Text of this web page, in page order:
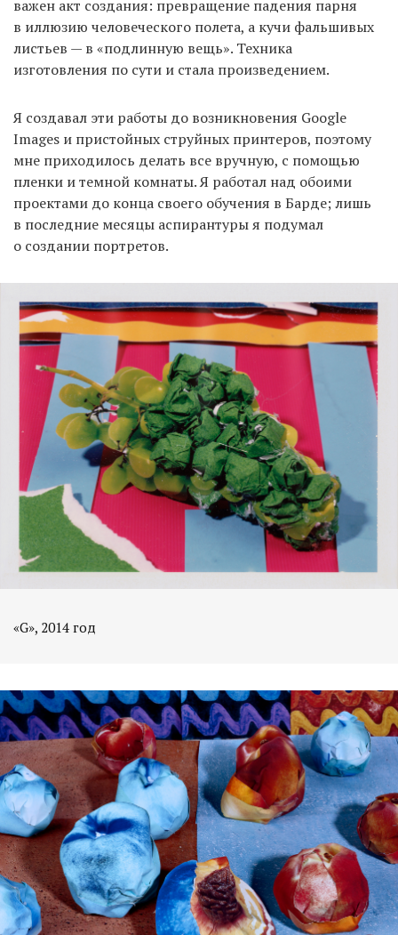
важен акт создания: превращение падения парня
в иллюзию человеческого полета, а кучи фальшивых
листьев — в «подлинную вещь». Техника
изготовления по сути и стала произведением.
Я создавал эти работы до возникновения Google
Images и пристойных струйных принтеров, поэтому
мне приходилось делать все вручную, с помощью
пленки и темной комнаты. Я работал над обоими
проектами до конца своего обучения в Барде; лишь
в последние месяцы аспирантуры я подумал
о создании портретов.
«G», 2014 год